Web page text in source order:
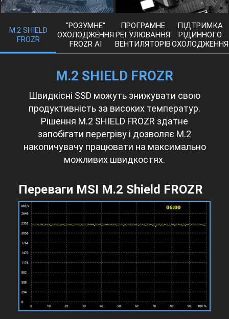
M.2 SHIELD
FROZR
"РОЗУМНЕ"
ОХОЛОДЖЕННЯ
FROZR AI
ПРОГРАМНЕ
РЕГУЛЮВАННЯ
ВЕНТИЛЯТОРІВ
ПІДТРИМКА
РІДИННОГО
ОХОЛОДЖЕННЯ
M.2 SHIELD FROZR
Швидкісні SSD можуть знижувати свою
продуктивність за високих температур.
Рішення M.2 SHIELD FROZR здатне
запобігати перегріву і дозволяє M.2
накопичувачу працювати на максимально
можливих швидкостях.
Переваги MSI M.2 Shield FROZR